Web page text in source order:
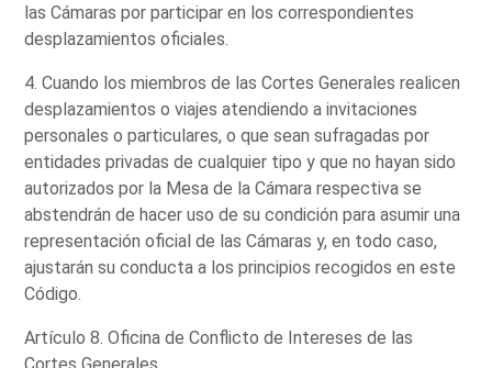
las Cámaras por participar en los correspondientes
desplazamientos oficiales.
4. Cuando los miembros de las Cortes Generales realicen
desplazamientos o viajes atendiendo a invitaciones
personales o particulares, o que sean sufragadas por
entidades privadas de cualquier tipo y que no hayan sido
autorizados por la Mesa de la Cámara respectiva se
abstendrán de hacer uso de su condición para asumir una
representación oficial de las Cámaras y, en todo caso,
ajustarán su conducta a los principios recogidos en este
Código.
Artículo 8. Oficina de Conflicto de Intereses de las
Cortes Generales.